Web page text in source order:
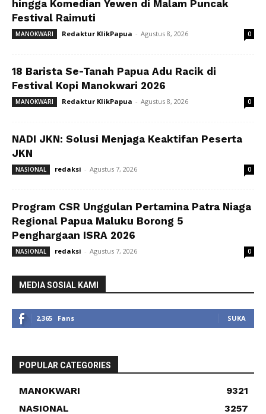
hingga Komedian Yewen di Malam Puncak
Festival Raimuti
MANOKWARI Redaktur KlikPapua - Agustus 8, 2026 0
18 Barista Se-Tanah Papua Adu Racik di
Festival Kopi Manokwari 2026
MANOKWARI Redaktur KlikPapua - Agustus 8, 2026 0
NADI JKN: Solusi Menjaga Keaktifan Peserta
JKN
NASIONAL redaksi - Agustus 7, 2026 0
Program CSR Unggulan Pertamina Patra Niaga
Regional Papua Maluku Borong 5
Penghargaan ISRA 2026
NASIONAL redaksi - Agustus 7, 2026 0
MEDIA SOSIAL KAMI
2,365 Fans SUKA
POPULAR CATEGORIES
MANOKWARI
9321
NASIONAL
3257